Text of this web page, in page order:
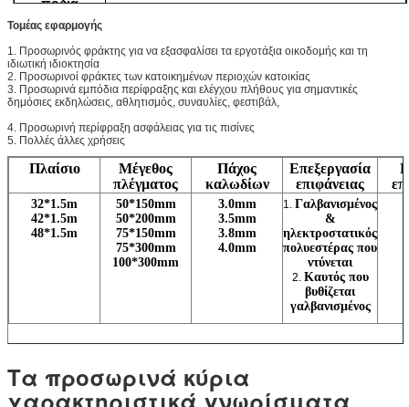
Επεξεργασία
Μέρος
Η ενωμένη στενά επιτροπή πλέγματος, τετραγωνικά
πλαίσια σωλήνων, πλαστικά πόδια στερεώνει,
StaySupport
Τομέας εφαρμογής
1. Προσωρινός φράκτης για να εξασφαλίσει τα εργοτάξια οικοδομής και τη
ιδιωτική ιδιοκτησία
2. Προσωρινοί φράκτες των κατοικημένων περιοχών κατοικίας
3. Προσωρινά εμπόδια περίφραξης και ελέγχου πλήθους για σημαντικές
δημόσιες εκδηλώσεις, αθλητισμός, συναυλίες, φεστιβάλ,
4. Προσωρινή περίφραξη ασφάλειας για τις πισίνες
5. Πολλές άλλες χρήσεις
Πλαίσιο
Μέγεθος
πλέγματος
Πάχος
καλωδίων
Επεξεργασία
επιφάνειας
32*1.5m
42*1.5m
48*1.5m
50*150mm
50*200mm
75*150mm
75*300mm
100*300mm
3.0mm
3.5mm
3.8mm
4.0mm
1. Γαλβανισμένος
&
ηλεκτροστατικός
πολυεστέρας που
ντύνεται
2. Καυτός που
βυθίζεται
γαλβανισμένος
Τα προσωρινά κύρια
χαρακτηριστικά γνωρίσματα